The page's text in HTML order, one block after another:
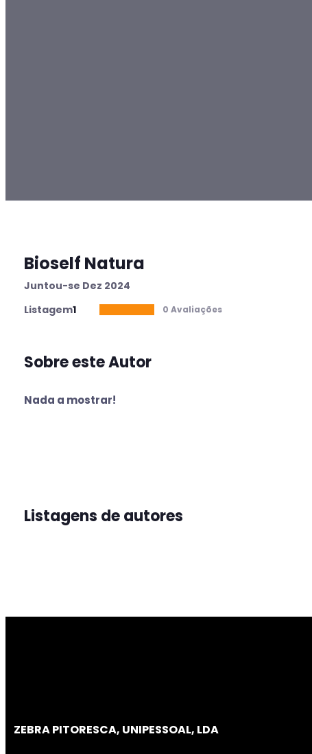
Bioself Natura
Juntou-se Dez 2024
Listagem1 0 Avaliações
Sobre este Autor
Nada a mostrar!
Listagens de autores
ZEBRA PITORESCA, UNIPESSOAL, LDA